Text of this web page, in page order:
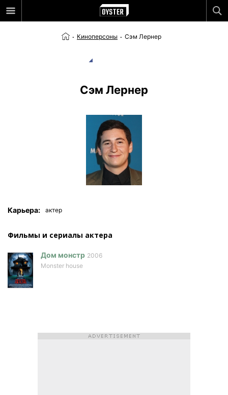
Киноперсоны Сэм Лернер
Сэм Лернер
Карьера: актер
Фильмы и сериалы актера
Дом монстр 2006
Monster house